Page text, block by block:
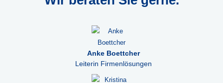
Anke Boettcher
Leiterin Firmenlösungen